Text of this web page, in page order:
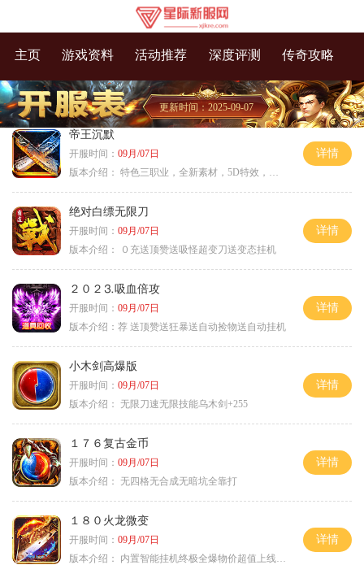
主页 游戏资料 活动推荐 深度评测 传奇攻略
更新时间：2025-09-07
帝王沉默
开服时间： 09月/07日
版本介绍： 特色三职业，全新素材，5D特效，不卡图
详情
绝对白缥无限刀
开服时间： 09月/07日
版本介绍：
０充送顶赞送吸怪超变刀送变态挂机
详情
２０２⒊吸血倍攻
开服时间： 09月/07日
版本介绍： 荐 送顶赞送狂暴送自动捡物送自动挂机
详情
小木剑高爆版
开服时间： 09月/07日
版本介绍： 无限刀速无限技能乌木剑+255
详情
１７６复古金币
开服时间： 09月/07日
版本介绍： 无四格无合成无暗坑全靠打
详情
１８０火龙微变
开服时间： 09月/07日
版本介绍：
内置智能挂机终极全爆物价超值上线送神器
详情